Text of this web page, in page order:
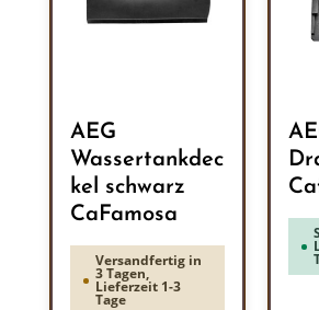
AEG
Wassertankdec
kel schwarz
CaFamosa
Versandfertig in
3 Tagen,
Lieferzeit 1-3
Tage